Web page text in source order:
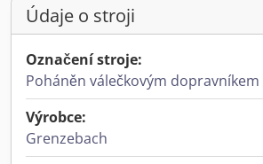
Údaje o stroji
Označení stroje:
Poháněn válečkovým dopravníkem
Výrobce:
Grenzebach